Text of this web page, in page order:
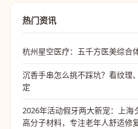
热门资讯
杭州星空医疗：五千方医美综合
沉香手串怎么挑不踩坑？看纹理
定
2026年活动假牙两大新宠：上海
高分子材料，专注老年人舒适修复